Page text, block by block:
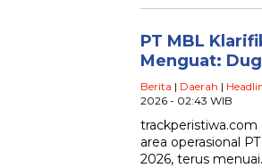
PT MBL
Menguat:
Berita | Daerah |
2026 - 02:43 WIB
trackperistiwa.com
area operasional
2026, terus